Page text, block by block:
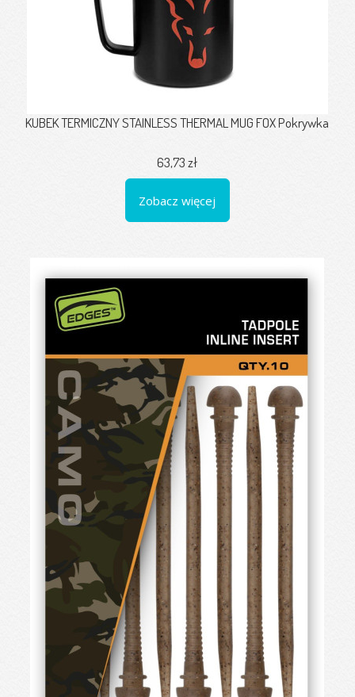
KUBEK TERMICZNY STAINLESS THERMAL MUG FOX Pokrywka
63,73 zł
Zobacz więcej